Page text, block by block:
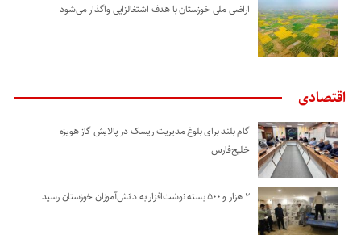
اراضی ملی خوزستان با هدف اشتغالزایی واگذار می‌شود
اقتصادی
گام بلند برای بلوغ مدیریت ریسک در پالایش گاز هویزه
خلیج‌فارس
۲ هزار و ۵۰۰ بسته نوشت‌افزار به دانش‌آموزان خوزستان رسید